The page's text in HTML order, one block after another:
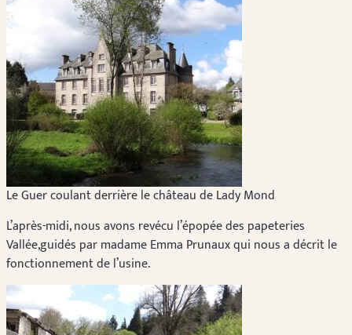
Le Guer coulant derrière le château de Lady Mond
L’après-midi, nous avons revécu l’épopée des papeteries
Vallée,guidés par madame Emma Prunaux qui nous a décrit le
fonctionnement de l’usine.